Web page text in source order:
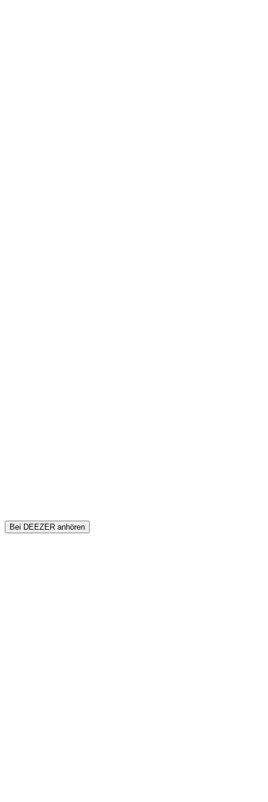
Bei DEEZER anhören